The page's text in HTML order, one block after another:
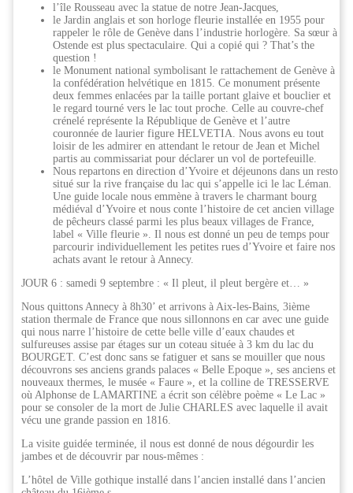
l’île Rousseau avec la statue de notre Jean-Jacques,
le Jardin anglais et son horloge fleurie installée en 1955 pour
rappeler le rôle de Genève dans l’industrie horlogère. Sa sœur à
Ostende est plus spectaculaire. Qui a copié qui ? That’s the
question !
le Monument national symbolisant le rattachement de Genève à
la confédération helvétique en 1815. Ce monument présente
deux femmes enlacées par la taille portant glaive et bouclier et
le regard tourné vers le lac tout proche. Celle au couvre-chef
crénelé représente la République de Genève et l’autre
couronnée de laurier figure HELVETIA. Nous avons eu tout
loisir de les admirer en attendant le retour de Jean et Michel
partis au commissariat pour déclarer un vol de portefeuille.
Nous repartons en direction d’Yvoire et déjeunons dans un resto
situé sur la rive française du lac qui s’appelle ici le lac Léman.
Une guide locale nous emmène à travers le charmant bourg
médiéval d’Yvoire et nous conte l’histoire de cet ancien village
de pêcheurs classé parmi les plus beaux villages de France,
label « Ville fleurie ». Il nous est donné un peu de temps pour
parcourir individuellement les petites rues d’Yvoire et faire nos
achats avant le retour à Annecy.
JOUR 6 : samedi 9 septembre : « Il pleut, il pleut bergère et… »
Nous quittons Annecy à 8h30’ et arrivons à Aix-les-Bains, 3ième
station thermale de France que nous sillonnons en car avec une guide
qui nous narre l’histoire de cette belle ville d’eaux chaudes et
sulfureuses assise par étages sur un coteau située à 3 km du lac du
BOURGET. C’est donc sans se fatiguer et sans se mouiller que nous
découvrons ses anciens grands palaces « Belle Epoque », ses anciens et
nouveaux thermes, le musée « Faure », et la colline de TRESSERVE
où Alphonse de LAMARTINE a écrit son célèbre poème « Le Lac »
pour se consoler de la mort de Julie CHARLES avec laquelle il avait
vécu une grande passion en 1816.
La visite guidée terminée, il nous est donné de nous dégourdir les
jambes et de découvrir par nous-mêmes :
L’hôtel de Ville gothique installé dans l’ancien installé dans l’ancien